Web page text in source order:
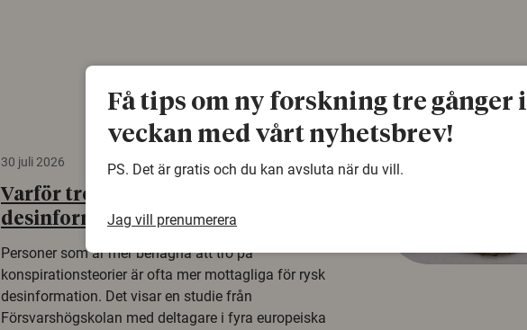
30 juli 2026
Varför tror vissa på rysk
desinformation?
Personer som är mer benägna att tro på
konspirationsteorier är ofta mer mottagliga för rysk
desinformation. Det visar en studie från
Försvarshögskolan med deltagare i fyra europeiska
Få tips om ny forskning tre gånger i
veckan med vårt nyhetsbrev!
PS. Det är gratis och du kan avsluta när du vill.
Jag vill prenumerera